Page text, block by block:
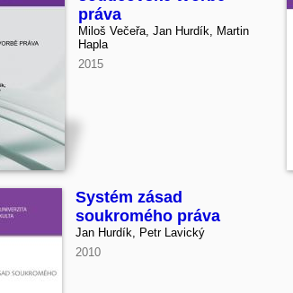
práva
Miloš Večeřa, Jan Hurdík, Martin
Hapla
2015
Systém zásad
soukromého práva
Jan Hurdík, Petr Lavický
2010